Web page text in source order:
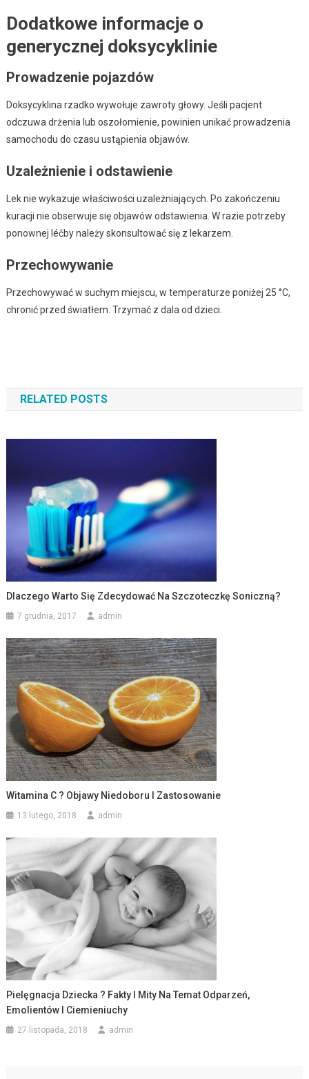
Dodatkowe informacje o
generycznej doksycyklinie
Prowadzenie pojazdów
Doksycyklina rzadko wywołuje zawroty głowy. Jeśli pacjent
odczuwa drżenia lub oszołomienie, powinien unikać prowadzenia
samochodu do czasu ustąpienia objawów.
Uzależnienie i odstawienie
Lek nie wykazuje właściwości uzależniających. Po zakończeniu
kuracji nie obserwuje się objawów odstawienia. W razie potrzeby
ponownej léčby należy skonsultować się z lekarzem.
Przechowywanie
Przechowywać w suchym miejscu, w temperaturze poniżej 25 °C,
chronić przed światłem. Trzymać z dala od dzieci.
RELATED POSTS
Dlaczego Warto Się Zdecydować Na Szczoteczkę Soniczną?
7 grudnia, 2017 admin
Witamina C ? Objawy Niedoboru I Zastosowanie
13 lutego, 2018 admin
Pielęgnacja Dziecka ? Fakty I Mity Na Temat Odparzeń,
Emolientów I Ciemieniuchy
27 listopada, 2018 admin